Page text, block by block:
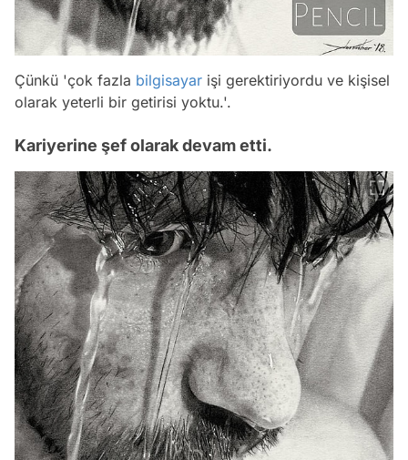
Çünkü 'çok fazla bilgisayar işi gerektiriyordu ve kişisel
olarak yeterli bir getirisi yoktu.'.
Kariyerine şef olarak devam etti.